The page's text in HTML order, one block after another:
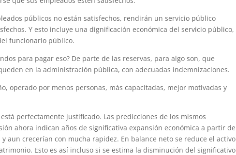
públicos no están satisfechos, rendirán un servicio público
Y esto incluye una dignificación económica del servicio público,
funcionario público.
para pagar eso? De parte de las reservas, para algo son, que
en la administración pública, con adecuadas indemnizaciones.
operado por menos personas, más capacitadas, mejor motivadas y
perfectamente justificado. Las predicciones de los mismos
ahora indican años de significativa expansión económica a partir de
aun crecerían con mucha rapidez. En balance neto se reduce el activo
Esto es así incluso si se estima la disminución del significativo